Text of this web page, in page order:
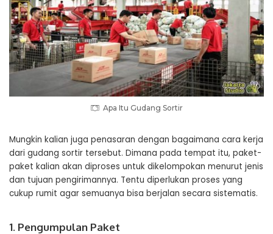
Apa Itu Gudang Sortir
Mungkin kalian juga penasaran dengan bagaimana cara kerja
dari gudang sortir tersebut. Dimana pada tempat itu, paket-
paket kalian akan diproses untuk dikelompokan menurut jenis
dan tujuan pengirimannya. Tentu diperlukan proses yang
cukup rumit agar semuanya bisa berjalan secara sistematis.
1. Pengumpulan Paket